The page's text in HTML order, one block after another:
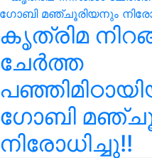
കൃത്രിമ
ചേർത്ത
ഗോബി
നിരോധിച്ചു!!